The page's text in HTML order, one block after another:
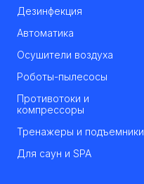
Дезинфекция
Автоматика
Осушители воздуха
Роботы-пылесосы
Противотоки и
компрессоры
Тренажеры и подъемники
Для саун и SPA